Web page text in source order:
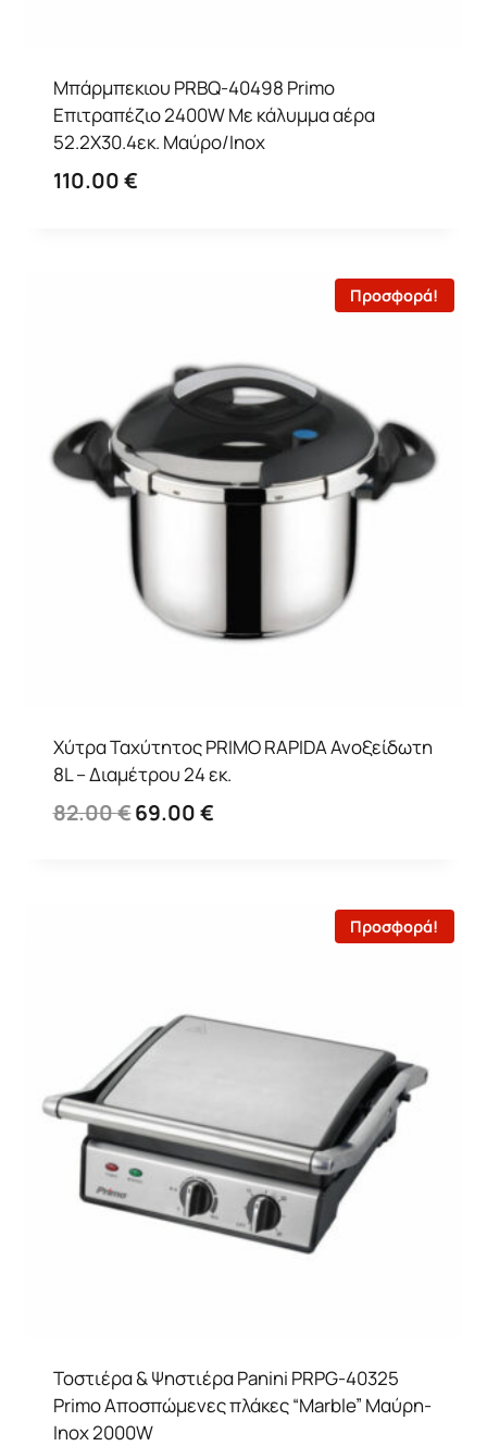
Μπάρμπεκιου PRBQ-40498 Primo
Επιτραπέζιο 2400W Με κάλυμμα αέρα
52.2X30.4εκ. Μαύρο/Inox
110.00€
Προσφορά!
Χύτρα Ταχύτητος PRIMO RAPIDA Ανοξείδωτη
8L – Διαμέτρου 24 εκ.
82.00€ Original
69.00€Η
Προσφορά!
Τοστιέρα & Ψηστιέρα Panini PRPG-40325
Primo Αποσπώμενες πλάκες “Marble” Μαύρη-
Inox 2000W